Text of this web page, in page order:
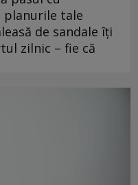
tale
de sandale îți
zilnic – fie că